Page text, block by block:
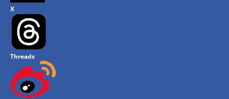
X
Threads